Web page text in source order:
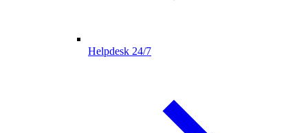
Helpdesk 24/7